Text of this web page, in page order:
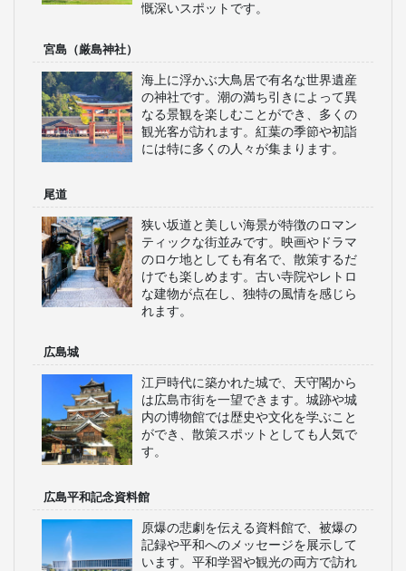
慨深いスポットです。
宮島（厳島神社）
海上に浮かぶ大鳥居で有名な世界遺産
の神社です。潮の満ち引きによって異
なる景観を楽しむことができ、多くの
観光客が訪れます。紅葉の季節や初詣
には特に多くの人々が集まります。
尾道
狭い坂道と美しい海景が特徴のロマン
ティックな街並みです。映画やドラマ
のロケ地としても有名で、散策するだ
けでも楽しめます。古い寺院やレトロ
な建物が点在し、独特の風情を感じら
れます。
広島城
江戸時代に築かれた城で、天守閣から
は広島市街を一望できます。城跡や城
内の博物館では歴史や文化を学ぶこと
ができ、散策スポットとしても人気で
す。
広島平和記念資料館
原爆の悲劇を伝える資料館で、被爆の
記録や平和へのメッセージを展示して
います。平和学習や観光の両方で訪れ